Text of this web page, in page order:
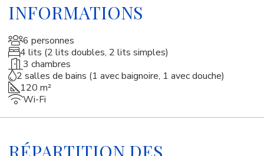
INFORMATIONS
6 personnes
4 lits (2 lits doubles, 2 lits simples)
3 chambres
2 salles de bains (1 avec baignoire, 1 avec douche)
120 m²
Wi-Fi
RÉPARTITION DES